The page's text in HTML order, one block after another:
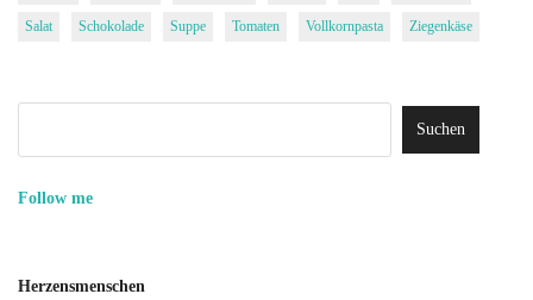
Salat Schokolade Suppe Tomaten Vollkornpasta Ziegenkäse
Follow me
Herzensmenschen